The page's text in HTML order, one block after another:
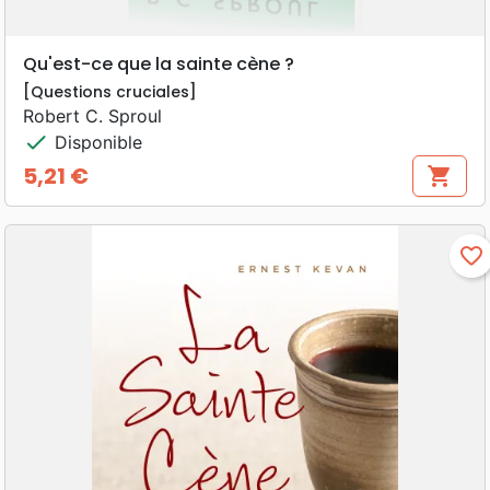
Qu'est-ce que la sainte cène ?
[Questions cruciales]
Robert C. Sproul
check Disponible
Prix
5,21 € shopping_cart
favorite_border